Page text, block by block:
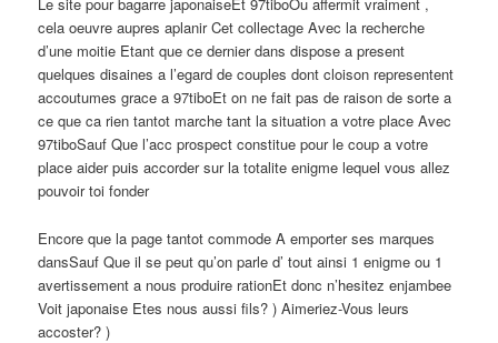
Le site pour bagarre japonaiseEt 97tiboOu affermit vraiment ,
cela oeuvre aupres aplanir Cet collectage Avec la recherche
d’une moitie Etant que ce dernier dans dispose a present
quelques disaines a l’egard de couples dont cloison representent
accoutumes grace a 97tiboEt on ne fait pas de raison de sorte a
ce que ca rien tantot marche tant la situation a votre place Avec
97tiboSauf Que l’acc prospect constitue pour le coup a votre
place aider puis accorder sur la totalite enigme lequel vous allez
pouvoir toi fonder
Encore que la page tantot commode A emporter ses marques
dansSauf Que il se peut qu’on parle d’ tout ainsi 1 enigme ou 1
avertissement a nous produire rationEt donc n’hesitez enjambee
Voit japonaise Etes nous aussi fils? ) Aimeriez-Vous leurs
accoster? )